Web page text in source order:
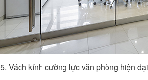
5. Vách kính cường lực văn phòng hiện đại